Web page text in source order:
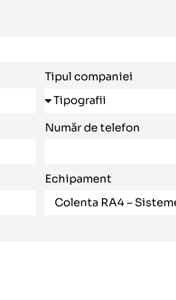
Tipul companiei
Număr de telefon
Echipament